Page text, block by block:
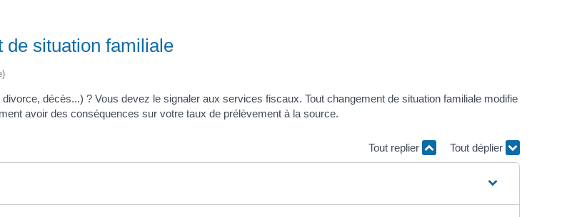
de situation familiale
décès...) ? Vous devez le signaler aux services fiscaux. Tout changement de situation familiale modifie
avoir des conséquences sur votre taux de prélèvement à la source.
Tout replier Tout déplier